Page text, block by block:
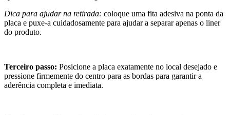
Dica para ajudar na retirada: coloque uma fita adesiva na ponta da
placa e puxe-a cuidadosamente para ajudar a separar apenas o liner
do produto.
Terceiro passo: Posicione a placa exatamente no local desejado e
pressione firmemente do centro para as bordas para garantir a
aderência completa e imediata.